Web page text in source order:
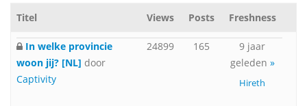
Titel Views Posts Freshness
In welke provincie
woon jij? [NL] door
Captivity
24899 165
9 jaar
geleden »
Hireth